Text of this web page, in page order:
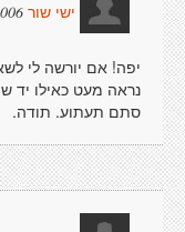
ישי שור
יפה! אם יורשה לי
נראה מעט כאילו יד
סתם תעתוע. תודה.